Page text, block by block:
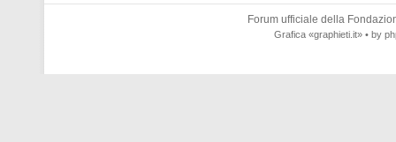
Forum ufficiale della
Grafica «graphieti.it» • by